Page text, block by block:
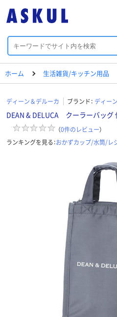
ホーム 生活雑貨/キッチン用品
ディーン＆デルーカ ブランド： ディー
DEAN & DELUCA クーラーバッグ
（0件のレビュー）
ランキングを見る：おかずカップ/水筒/レ